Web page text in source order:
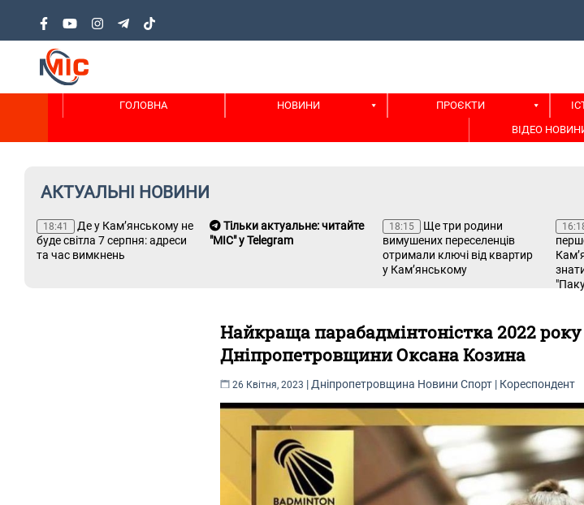
ГОЛОВНА НОВИНИ ПРОЄКТИ
ВІДЕО
АКТУАЛЬНІ НОВИНИ
18:41
Де у Кам’янському не
буде світла 7 серпня: адреси
та час вимкнень
Тільки актуальне: читайте
"МІС" у Telegram
18:15
Ще три родини
вимушених переселенців
отримали ключі від квартир
у Кам’янському
Найкраща парабадмінтоністка 2022
Дніпропетровщини Оксана Козина
26 Квітня, 2023 | Дніпропетровщина Новини Спорт | Кореспондент